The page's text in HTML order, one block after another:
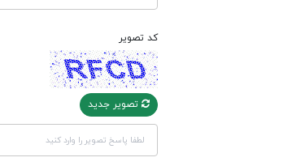
کد تصویر
تصویر جدید